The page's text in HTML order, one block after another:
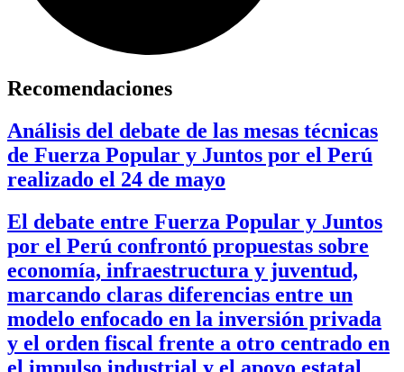
Recomendaciones
Análisis del debate de las mesas técnicas
de Fuerza Popular y Juntos por el Perú
realizado el 24 de mayo
El debate entre Fuerza Popular y Juntos
por el Perú confrontó propuestas sobre
economía, infraestructura y juventud,
marcando claras diferencias entre un
modelo enfocado en la inversión privada
y el orden fiscal frente a otro centrado en